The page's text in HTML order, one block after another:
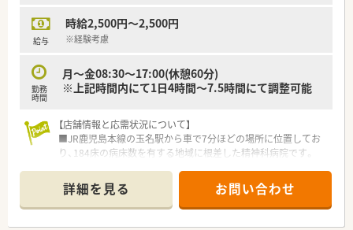
まずはお気軽にお問い合わせください。
給与
時給2,500円～2,500円
※経験考慮
勤務
時間
月～金08:30～17:00(休憩60分)
※上記時間内にて1日4時間～7.5時間にて調整可能
【店舗情報と応需状況について】
■JR鹿児島本線の玉名駅から車で7分ほどの場所に位置してお
り、184床の病床数を有する地域に根差した精神科病院です。
入院患者様への調剤や服薬指導が中心の業務内容となります。
■2026年3月現在は薬剤師2名体制で運営されており、処方箋枚
数に応じて無理のないペースで業務に取り組める環境です。
詳細を見る お問い合わせ